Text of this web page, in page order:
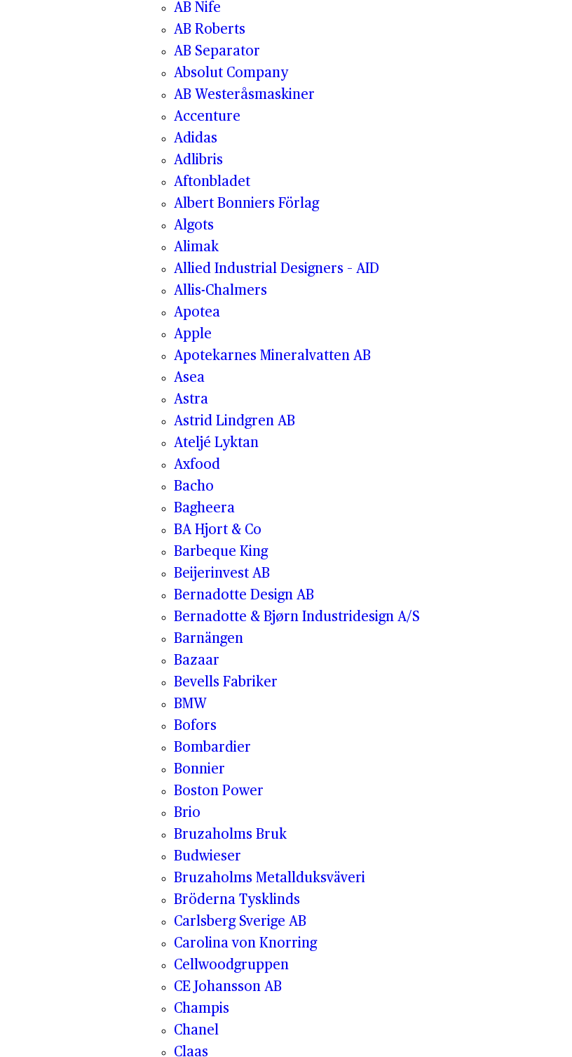
AB Nife
AB Roberts
AB Separator
Absolut Company
AB Westeråsmaskiner
Accenture
Adidas
Adlibris
Aftonbladet
Albert Bonniers Förlag
Algots
Alimak
Allied Industrial Designers – AID
Allis-Chalmers
Apotea
Apple
Apotekarnes Mineralvatten AB
Asea
Astra
Astrid Lindgren AB
Ateljé Lyktan
Axfood
Bacho
Bagheera
BA Hjort & Co
Barbeque King
Beijerinvest AB
Bernadotte Design AB
Bernadotte & Bjørn Industridesign A/S
Barnängen
Bazaar
Bevells Fabriker
BMW
Bofors
Bombardier
Bonnier
Boston Power
Brio
Bruzaholms Bruk
Budwieser
Bruzaholms Metallduksväveri
Bröderna Tysklinds
Carlsberg Sverige AB
Carolina von Knorring
Cellwoodgruppen
CE Johansson AB
Champis
Chanel
Claas